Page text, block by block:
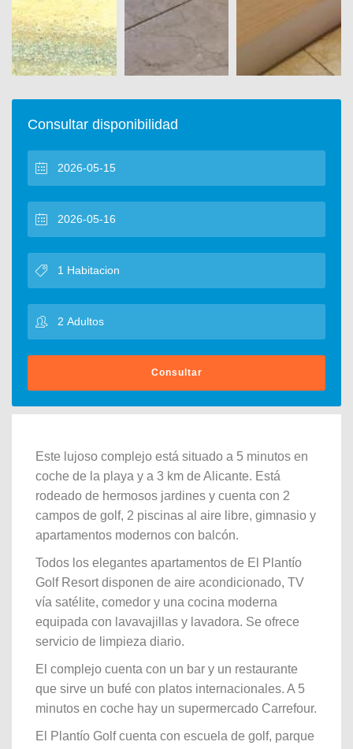
Consultar disponibilidad
Consultar
Este lujoso complejo está situado a 5 minutos en
coche de la playa y a 3 km de Alicante. Está
rodeado de hermosos jardines y cuenta con 2
campos de golf, 2 piscinas al aire libre, gimnasio y
apartamentos modernos con balcón.
Todos los elegantes apartamentos de El Plantío
Golf Resort disponen de aire acondicionado, TV
vía satélite, comedor y una cocina moderna
equipada con lavavajillas y lavadora. Se ofrece
servicio de limpieza diario.
El complejo cuenta con un bar y un restaurante
que sirve un bufé con platos internacionales. A 5
minutos en coche hay un supermercado Carrefour.
El Plantío Golf cuenta con escuela de golf, parque